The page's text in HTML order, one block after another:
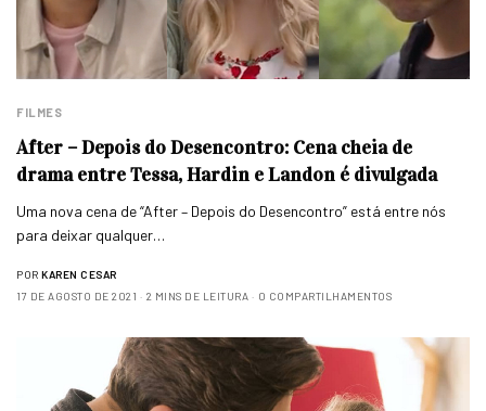
FILMES
After – Depois do Desencontro: Cena cheia de
drama entre Tessa, Hardin e Landon é divulgada
Uma nova cena de “After – Depois do Desencontro” está entre nós
para deixar qualquer…
POR KAREN CESAR
17 DE AGOSTO DE 2021
2 MINS DE LEITURA 0 COMPARTILHAMENTOS